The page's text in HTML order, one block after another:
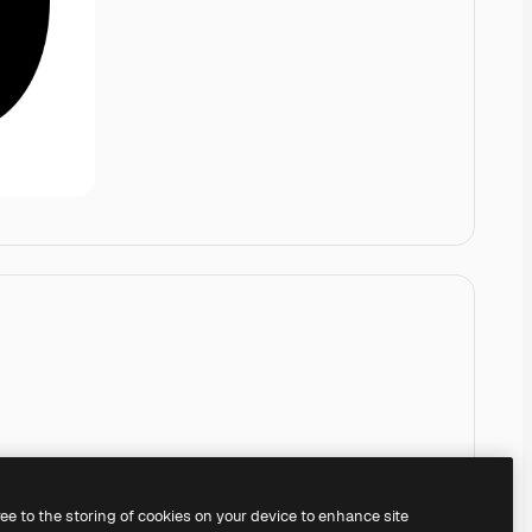
to the storing of cookies on your device to enhance site